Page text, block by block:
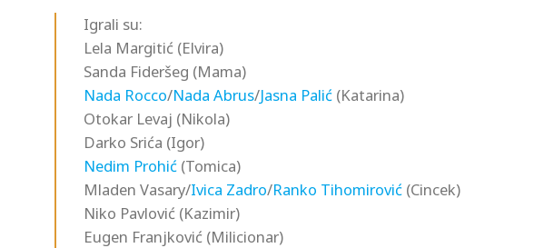
Igrali su:
Lela Margitić (Elvira)
Sanda Fideršeg (Mama)
Nada Rocco/Nada Abrus/Jasna Palić (Katarina)
Otokar Levaj (Nikola)
Darko Srića (Igor)
Nedim Prohić (Tomica)
Mladen Vasary/Ivica Zadro/Ranko Tihomirović (Cincek)
Niko Pavlović (Kazimir)
Eugen Franjković (Milicionar)